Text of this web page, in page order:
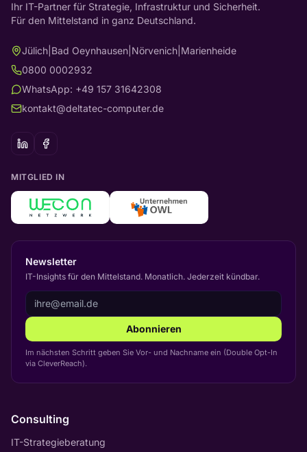
Ihr IT-Partner für Strategie, Infrastruktur und Sicherheit.
Für den Mittelstand in ganz Deutschland.
Jülich Bad Oeynhausen Nörvenich Marienheide
0800 0002932
WhatsApp: +49 157 31642308
kontakt@deltatec-computer.de
MITGLIED IN
Newsletter
IT-Insights für den Mittelstand. Monatlich. Jederzeit kündbar.
Abonnieren
Im nächsten Schritt geben Sie Vor- und Nachname ein (Double Opt-In
via CleverReach).
Consulting
IT-Strategieberatung